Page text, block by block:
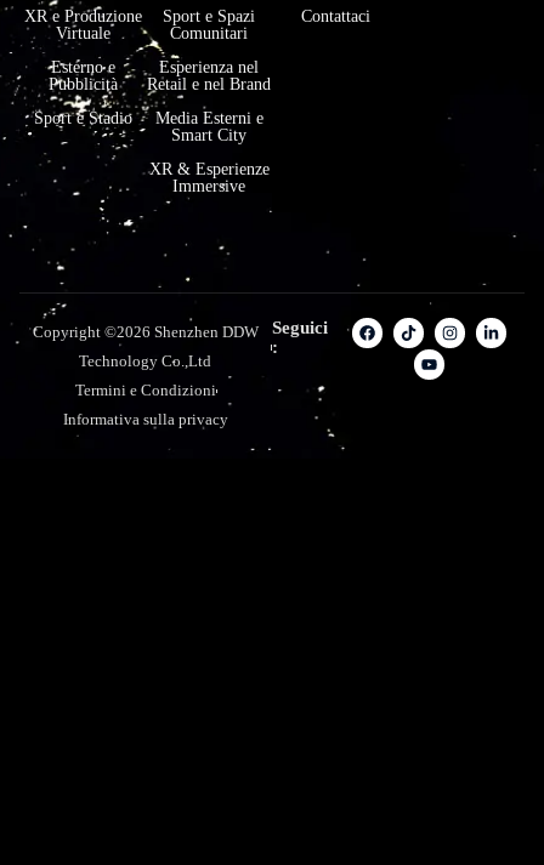
XR e Produzione
Virtuale
Esterno e
Pubblicità
Sport e Stadio
Sport e Spazi
Comunitari
Esperienza nel
Retail e nel Brand
Media Esterni e
Smart City
XR & Esperienze
Immersive
Contattaci
Copyright ©2026 Shenzhen DDW
Technology Co.,Ltd
Termini e Condizioni
Informativa sulla privacy
Seguici
: